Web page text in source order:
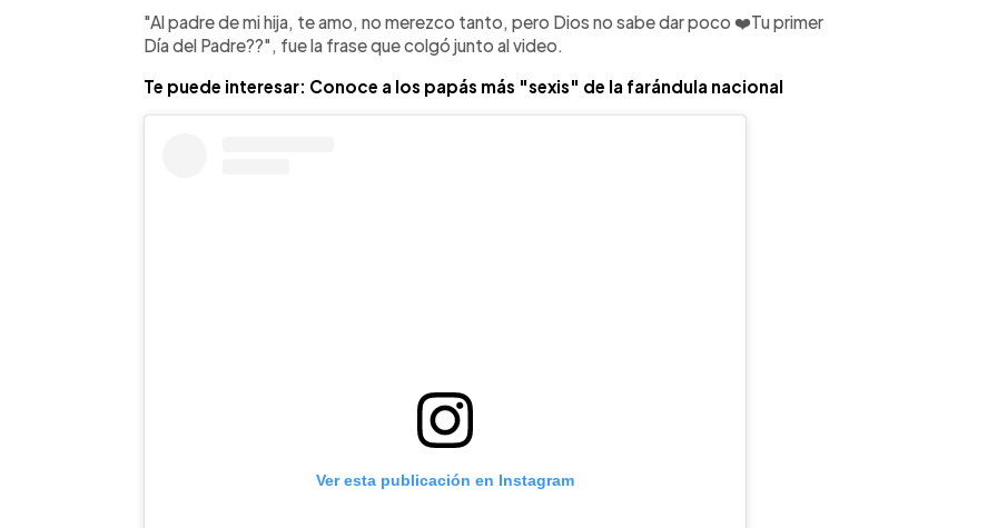
"Al padre de mi hija, te amo, no merezco tanto, pero Dios no sabe dar poco ❤️Tu primer
Día del Padre??", fue la frase que colgó junto al video.
Te puede interesar: Conoce a los papás más "sexis" de la farándula nacional
Ver esta publicación en Instagram